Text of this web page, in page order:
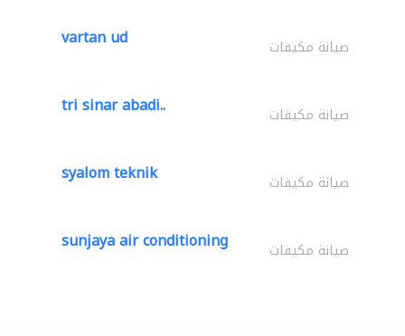
vartan ud صيانة مكيفات
tri sinar abadi.. صيانة مكيفات
syalom teknik صيانة مكيفات
sunjaya air conditioning صيانة مكيفات